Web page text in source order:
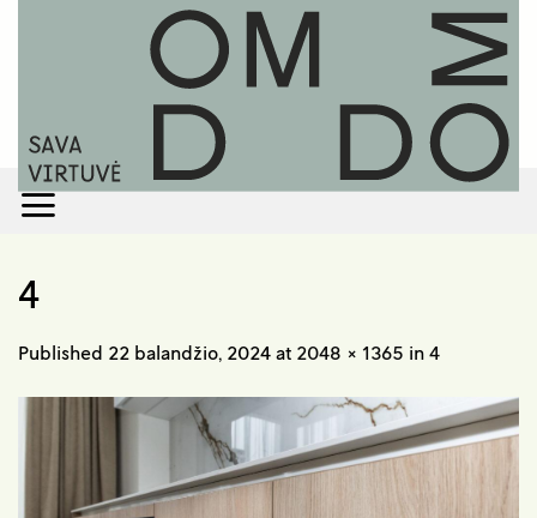
4
Published 22 balandžio, 2024 at 2048 × 1365 in 4